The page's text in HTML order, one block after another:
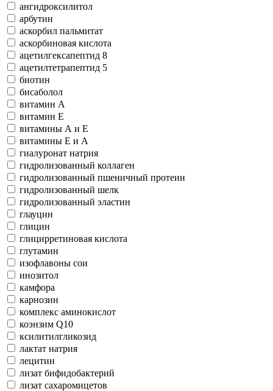
ангидроксилитол
арбутин
аскорбил пальмитат
аскорбиновая кислота
ацетилгексапептид 8
ацетилтетрапептид 5
биотин
бисаболол
витамин А
витамин Е
витамины А и Е
витамины Е и А
гиалуронат натрия
гидролизованный коллаген
гидролизованный пшеничный протеин
гидролизованный шелк
гидролизованный эластин
глауцин
глицин
глицирретиновая кислота
глутамин
изофлавоны сои
инозитол
камфора
карнозин
комплекс аминокислот
коэнзим Q10
ксилитилгликозид
лактат натрия
лецитин
лизат бифидобактерий
лизат сахаромицетов